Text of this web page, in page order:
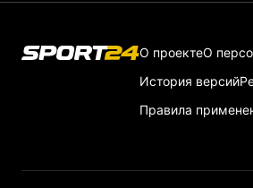
О проектеО
История версий
Правила